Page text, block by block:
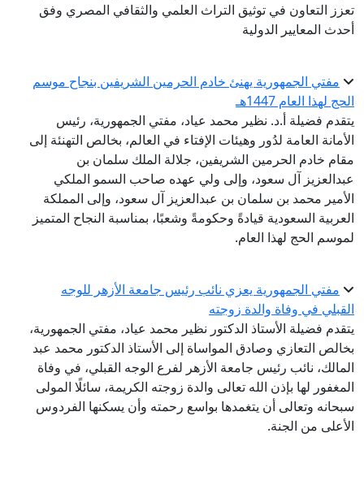
تعزز التعاون في توثيق التراث العلمي والثقافي المصري وفق
أحدث المعايير الدولية
مفتي الجمهورية يهنئ خادم الحرمين الشريفين بنجاح موسم
الحج لهذا العام 1447هـ
يتقدم فضيلة أ.د. نظير محمد عياد، مفتي الجمهورية، رئيس
الأمانة العامة لدُور وهيئات الإفتاء في العالم، بخالص التهنئة إلى
مقام خادم الحرمين الشريفين، جلالة الملك سلمان بن
عبدالعزيز آل سعود، وإلى ولي عهده صاحب السمو الملكي
الأمير محمد بن سلمان بن عبدالعزيز آل سعود، وإلى المملكة
العربية السعودية قيادةً وحكومةً وشعبًا، بمناسبة النجاح المتميز
لموسم الحج لهذا العام.
مفتي الجمهورية يعزي نائب رئيس جامعة الأزهر للوجه
القبلي في وفاة والدة زوجته
يتقدم فضيلة الأستاذ الدكتور نظير محمد عياد، مفتي الجمهورية،
بخالص التعازي وصادق المواساة إلى الأستاذ الدكتور محمد عبد
المالك، نائب رئيس جامعة الأزهر لفرع الوجه القبلي، في وفاة
المغفور لها بإذن الله تعالى والدة زوجته الكريمة، سائلًا المولى
سبحانه وتعالى أن يتغمدها بواسع رحمته وأن يسكنها الفردوس
الأعلى من الجنة.